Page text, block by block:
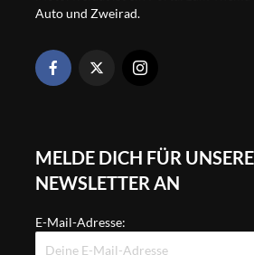
Auto und Zweirad.
MELDE DICH FÜR
NEWSLETTER AN
E-Mail-Adresse: